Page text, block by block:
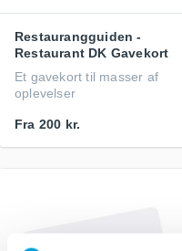
Restaurangguiden -
Restaurant DK Gavekort
Et gavekort til masser af
oplevelser
Fra 200 kr.